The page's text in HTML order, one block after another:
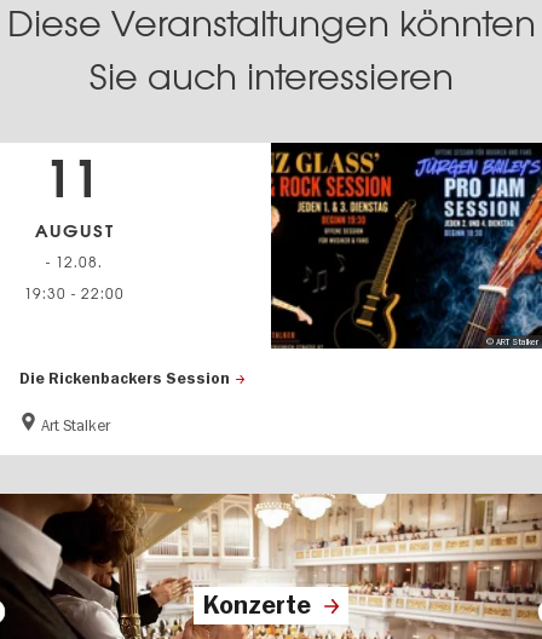
Diese Veranstaltungen könnten
Sie auch interessieren
Die Rickenbackers Session
Art Stalker
11
AUGUST
- 12.08.
19:30 - 22:00
© ART Stalker
Konzerte